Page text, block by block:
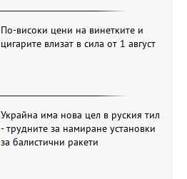
По-високи цени на винетките и
цигарите влизат в сила от 1 август
Украйна има нова цел в руския тил
- трудните за намиране установки
за балистични ракети